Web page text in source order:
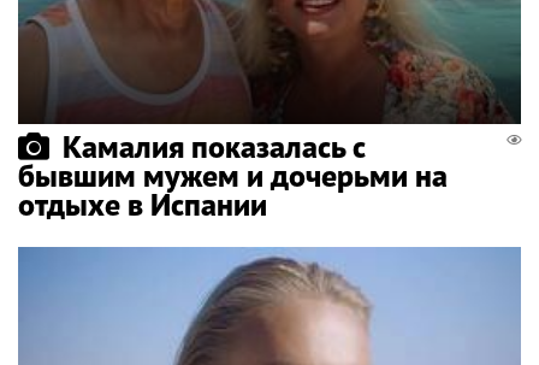
Камалия показалась с
бывшим мужем и дочерьми на
отдыхе в Испании